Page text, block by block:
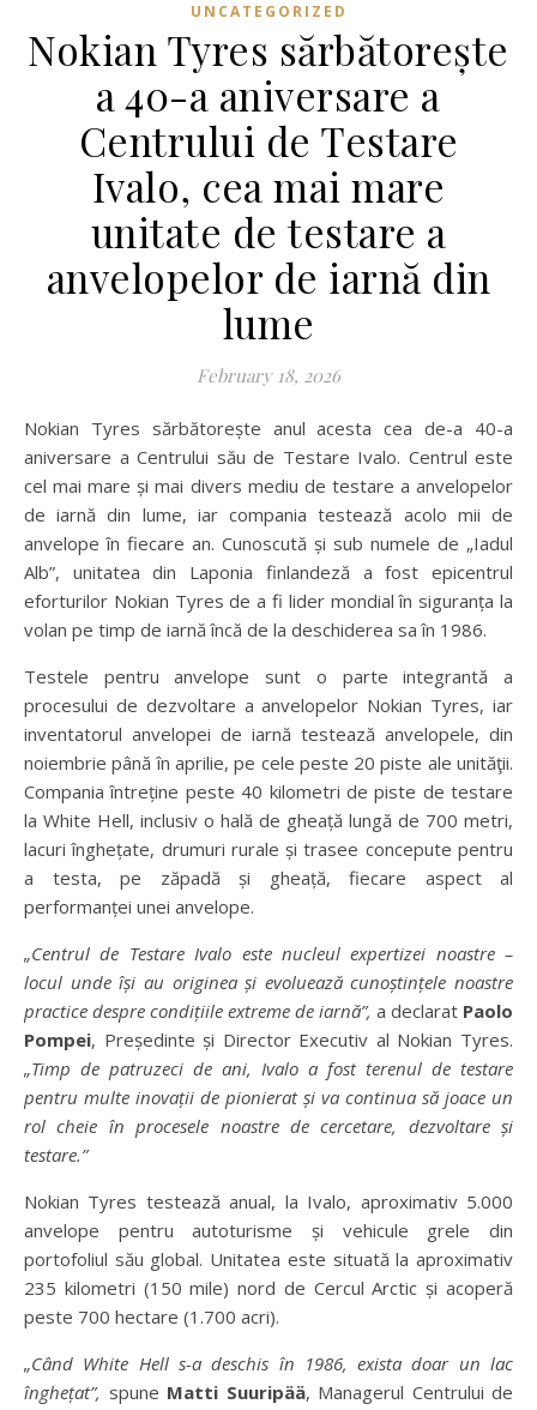
UNCATEGORIZED
Nokian Tyres sărbătorește
a 40-a aniversare a
Centrului de Testare
Ivalo, cea mai mare
unitate de testare a
anvelopelor de iarnă din
lume
February 18, 2026
Nokian Tyres sărbătorește anul acesta cea de-a 40-a
aniversare a Centrului său de Testare Ivalo. Centrul este
cel mai mare și mai divers mediu de testare a anvelopelor
de iarnă din lume, iar compania testează acolo mii de
anvelope în fiecare an. Cunoscută și sub numele de „Iadul
Alb”, unitatea din Laponia finlandeză a fost epicentrul
eforturilor Nokian Tyres de a fi lider mondial în siguranța la
volan pe timp de iarnă încă de la deschiderea sa în 1986.
Testele pentru anvelope sunt o parte integrantă a
procesului de dezvoltare a anvelopelor Nokian Tyres, iar
inventatorul anvelopei de iarnă testează anvelopele, din
noiembrie până în aprilie, pe cele peste 20 piste ale unităţii.
Compania întreține peste 40 kilometri de piste de testare
la White Hell, inclusiv o hală de gheață lungă de 700 metri,
lacuri înghețate, drumuri rurale și trasee concepute pentru
a testa, pe zăpadă și gheață, fiecare aspect al
performanței unei anvelope.
„Centrul de Testare Ivalo este nucleul expertizei noastre –
locul unde își au originea și evoluează cunoștințele noastre
practice despre condițiile extreme de iarnă”, a declarat Paolo
Pompei, Președinte și Director Executiv al Nokian Tyres.
„Timp de patruzeci de ani, Ivalo a fost terenul de testare
pentru multe inovații de pionierat și va continua să joace un
rol cheie în procesele noastre de cercetare, dezvoltare și
testare.”
Nokian Tyres testează anual, la Ivalo, aproximativ 5.000
anvelope pentru autoturisme și vehicule grele din
portofoliul său global. Unitatea este situată la aproximativ
235 kilometri (150 mile) nord de Cercul Arctic și acoperă
peste 700 hectare (1.700 acri).
„Când White Hell s-a deschis în 1986, exista doar un lac
înghețat”, spune Matti Suuripää, Managerul Centrului de